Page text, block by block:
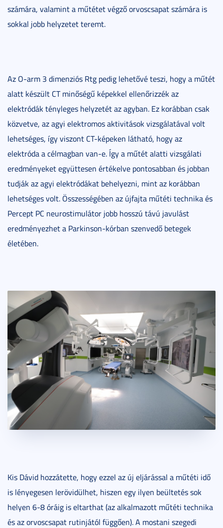
számára, valamint a műtétet végző orvoscsapat számára is
sokkal jobb helyzetet teremt.
Az O-arm 3 dimenziós Rtg pedig lehetővé teszi, hogy a műtét
alatt készült CT minőségű képekkel ellenőrizzék az
elektródák tényleges helyzetét az agyban. Ez korábban csak
közvetve, az agyi elektromos aktivitások vizsgálatával volt
lehetséges, így viszont CT-képeken látható, hogy az
elektróda a célmagban van-e. Így a műtét alatti vizsgálati
eredményeket együttesen értékelve pontosabban és jobban
tudják az agyi elektródákat behelyezni, mint az korábban
lehetséges volt. Összességében az újfajta műtéti technika és
Percept PC neurostimulátor jobb hosszú távú javulást
eredményezhet a Parkinson-kórban szenvedő betegek
életében.
Kis Dávid hozzátette, hogy ezzel az új eljárással a műtéti idő
is lényegesen lerövidülhet, hiszen egy ilyen beültetés sok
helyen 6-8 óráig is eltarthat (az alkalmazott műtéti technika
és az orvoscsapat rutinjától függően). A mostani szegedi